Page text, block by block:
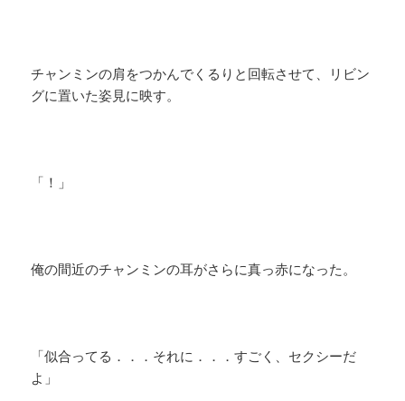
チャンミンの肩をつかんでくるりと回転させて、リビン
グに置いた姿見に映す。
「！」
俺の間近のチャンミンの耳がさらに真っ赤になった。
「似合ってる．．．それに．．．すごく、セクシーだ
よ」